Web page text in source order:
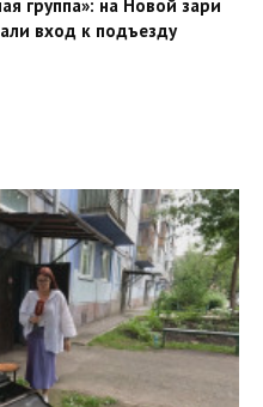
группа»: на Новой зари
вход к подъезду